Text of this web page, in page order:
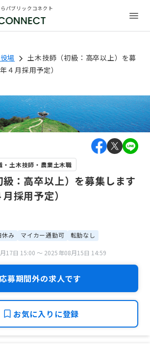
パブリックコネクト
場
土木技師（初級：高卒以上）を募
４月採用予定）
・土木技師・農業土木職
：高卒以上）を募集します
採用予定）
休み マイカー通勤可 転勤なし
17日 15:00 〜 2025年08月15日 14:59
応募期間外の求人です
お気に入りに登録